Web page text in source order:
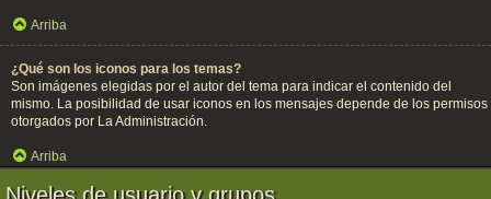
Arriba
¿Qué son los iconos para los temas?
Son imágenes elegidas por el autor del tema para indicar el contenido del
mismo. La posibilidad de usar iconos en los mensajes depende de los permisos
otorgados por La Administración.
Arriba